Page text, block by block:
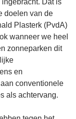
doelen van de
Plasterk (PvdA)
wanneer we heel
zonneparken dit
en
conventionele
als achtervang.